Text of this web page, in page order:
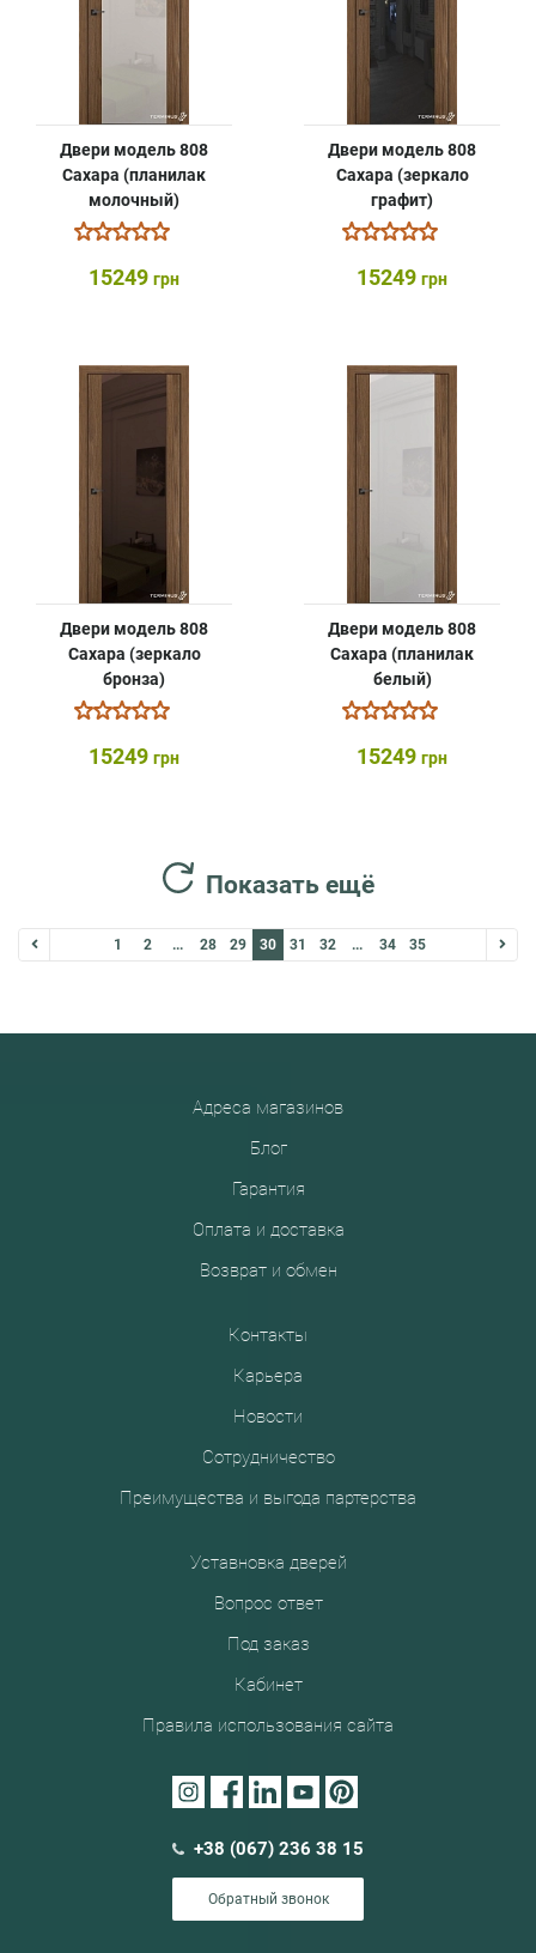
Двери модель 808
Сахара (планилак
молочный)
15249 грн
Двери модель 808
Сахара (зеркало
графит)
15249 грн
Двери модель 808
Сахара (зеркало
бронза)
15249 грн
Двери модель 808
Сахара (планилак
белый)
15249 грн
Показать ещё
1 2 ... 28 29 30 31 32 ... 34 35
Адреса магазинов
Блог
Гарантия
Оплата и доставка
Возврат и обмен
Контакты
Карьера
Новости
Сотрудничество
Преимущества и выгода партерства
Уставновка дверей
Вопрос ответ
Под заказ
Кабинет
Правила использования сайта
+38 (067) 236 38 15
Обратный звонок